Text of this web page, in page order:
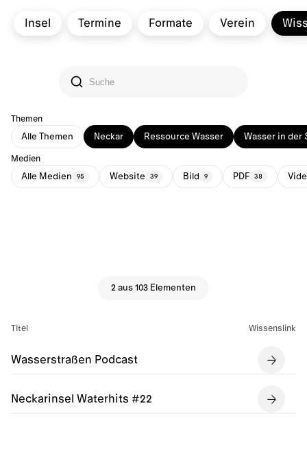
Insel Termine Formate Verein
Themen
Alle Themen Neckar Ressource Wasser Wasser in der
Medien
Alle Medien 95 Website 39 Bild 9 PDF 38
2 aus 103 Elementen
Titel Wissenslink
Wasserstraßen Podcast
Neckarinsel Waterhits #22